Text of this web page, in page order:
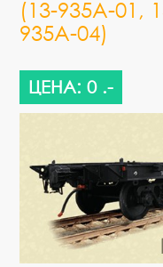
(13-935А-01,
935А-04)
ЦЕНА: 0 .-